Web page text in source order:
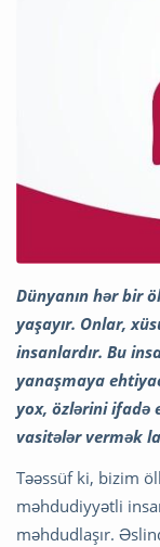
Dünyanın hər bir
yaşayır. Onlar,
insanlardır. Bu
yanaşmaya
yox, özlərini ifadə
vasitələr vermək
Təəssüf ki, bizim
məhdudiyyətli
məhdudlaşır.